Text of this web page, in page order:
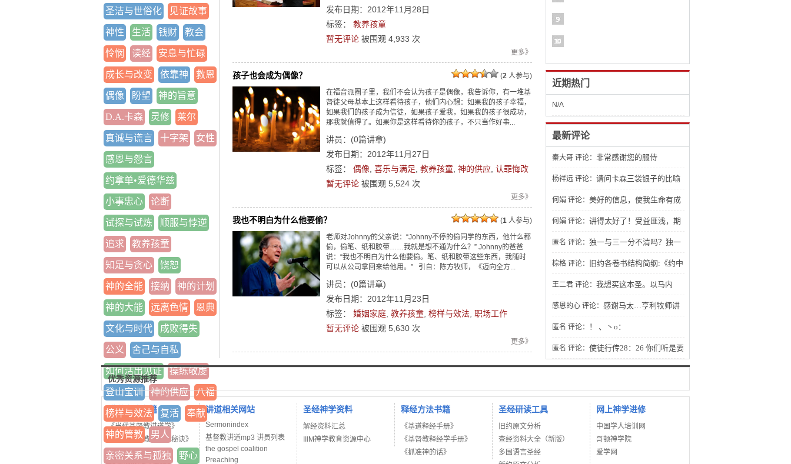
圣洁与世俗化 见证故事
神性 生活 钱财 教会
怜悯 读经 安息与忙碌
成长与改变 依靠神 救恩
偶像 盼望 神的旨意
D.A.卡森 灵修 莱尔
真诚与谎言 十字架 女性
感恩与怨言
约拿单•爱德华兹
小事忠心 论断
试探与试炼 顺服与悖逆
追求 教养孩童
知足与贪心 饶恕
神的全能 接纳 神的计划
神的大能 远离色情 恩典
文化与时代 成败得失
公义 舍己与自私
如何活出见证 操练敬虔
登山宝训 神的供应 八福
榜样与效法 复活 奉献
神的管教 男人
亲密关系与孤独 野心
发布日期：2012年11月28日
标签： 教养孩童
暂无评论 被围观 4,933 次
更多》
孩子也会成为偶像？ (2 人参与)
在福音派圈子里，我们不会认为孩子是偶像，我告诉你，有一堆基
督徒父母基本上这样看待孩子，他们内心想：如果我的孩子幸福，
如果我们的孩子成为信徒，如果孩子爱我，如果我的孩子很成功，
那我就值得了。如果你是这样看待你的孩子，不只当作好事...
讲员： (0篇讲章)
发布日期：2012年11月27日
标签： 偶像 喜乐与满足 教养孩童 神的供应 认罪悔改
暂无评论 被围观 5,524 次
更多》
我也不明白为什么他要偷？ (1 人参与)
老师对Johnny的父亲说：“Johnny不停的偷同学的东西，他什么都
偷，偷笔、纸和胶带……我就是想不通为什么？” Johnny的爸爸
说：“我也不明白为什么他要偷。笔、纸和胶带这些东西，我随时
可以从公司拿回来给他用。” 引自：陈方牧师，《迈向全方...
讲员： (0篇讲章)
发布日期：2012年11月23日
标签： 婚姻家庭 教养孩童 榜样与效法 职场工作
暂无评论 被围观 5,630 次
更多》
近期热门
N/A
最新评论
秦大哥 评论： 非常感谢您的服侍
杨祥远 评论： 请问卡森三袋银子的比喻
文章怎么找不到？
何娟 评论： 美好的信息，使我生命有成
长，期待了解更多。
何娟 评论： 讲得太好了！受益匪浅，期
待看到更多有关建造生命的讲章，祝福
你。
匿名 评论： 独一与三一分不清吗？独一
三一 不一样吧？应该是人都能分辨得出
来。
棕格 评论： 旧约各卷书结构简纲:《约中
之钥：旧约文学结构》，非常棒！
王二君 评论： 我想买这本圣。以马内
利！
感恩的心 评论： 感谢马太…亨利牧师讲
的圣经证道，谢谢您分享给我的灵粮吗
哪，主与我们同在，哈利路亚！阿门。
匿名 评论： ！ 、丶o：
匿名 评论： 使徒行传28：26 你们听是要
听见，却不明白。看是要看见，却不晓
得。
优秀资源推荐
讲道方法书籍
《当代基督教讲道学》
《神学院没教的讲道秘诀》
《讲道者工作坊》
讲道相关网站
Sermonindex
基督教讲道mp3 讲员列表
the gospel coalition
Preaching
圣经神学资料
解经资料汇总
IIIM神学教育资源中心
释经方法书籍
《基道释经手册》
《基督教释经学手册》
《抓准神的话》
圣经研读工具
旧约原文分析
查经资料大全（新版）
多国语言圣经
网上神学进修
中国学人培训网
哥顿神学院
爱学网